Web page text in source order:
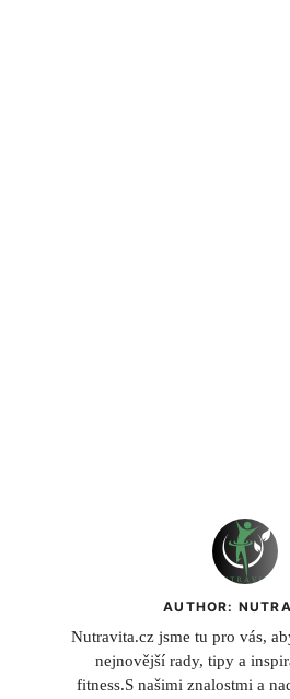
AUTHOR:
Nutravita.cz jsme tu pro vás,
nejnovější rady, tipy a
fitness.S našimi znalostmi a